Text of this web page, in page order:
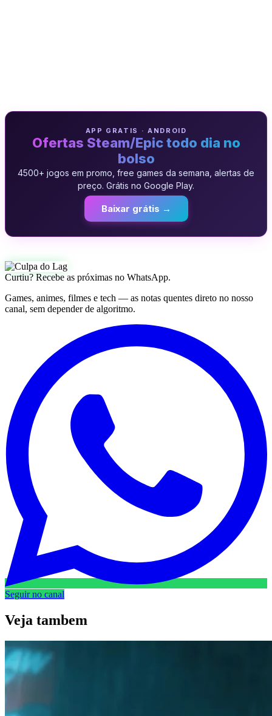
APP GRATIS · ANDROID
Ofertas Steam/Epic todo dia no
bolso
4500+ jogos em promo, free games da semana, alertas de
preço. Grátis no Google Play.
Baixar grátis →
Curtiu? Recebe as próximas no WhatsApp.
Games, animes, filmes e tech — as notas quentes direto no nosso
canal, sem depender de algoritmo.
Seguir no canal
Veja tambem